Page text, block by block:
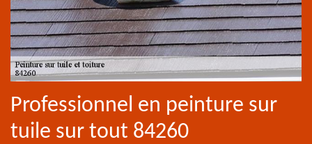
Professionnel en peinture sur
tuile sur tout 84260